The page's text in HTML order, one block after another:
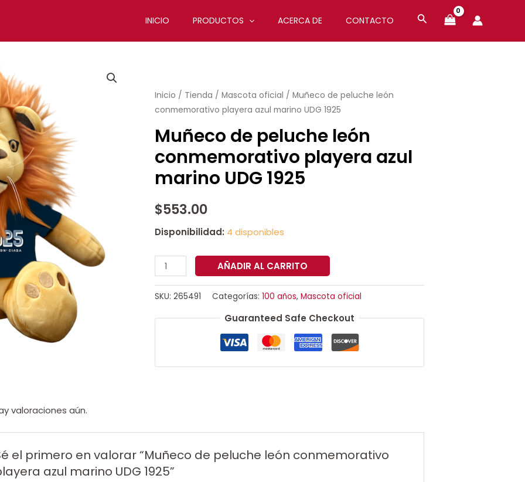
INICIO PRODUCTOS ACERCA DE CONTACTO
Inicio / Tienda / Mascota oficial / Muñeco de peluche león
conmemorativo playera azul marino UDG 1925
Muñeco de peluche león
conmemorativo playera azul
marino UDG 1925
$553.00
Disponibilidad: 4 disponibles
peluche
león
conmemorativo
playera
azul
marino
1925
AÑADIR AL CARRITO
SKU: 265491 Categorías: 100 años, Mascota oficial
Guaranteed Safe Checkout
valoraciones aún.
el primero en valorar “Muñeco de peluche león conmemorativo
azul marino UDG 1925”